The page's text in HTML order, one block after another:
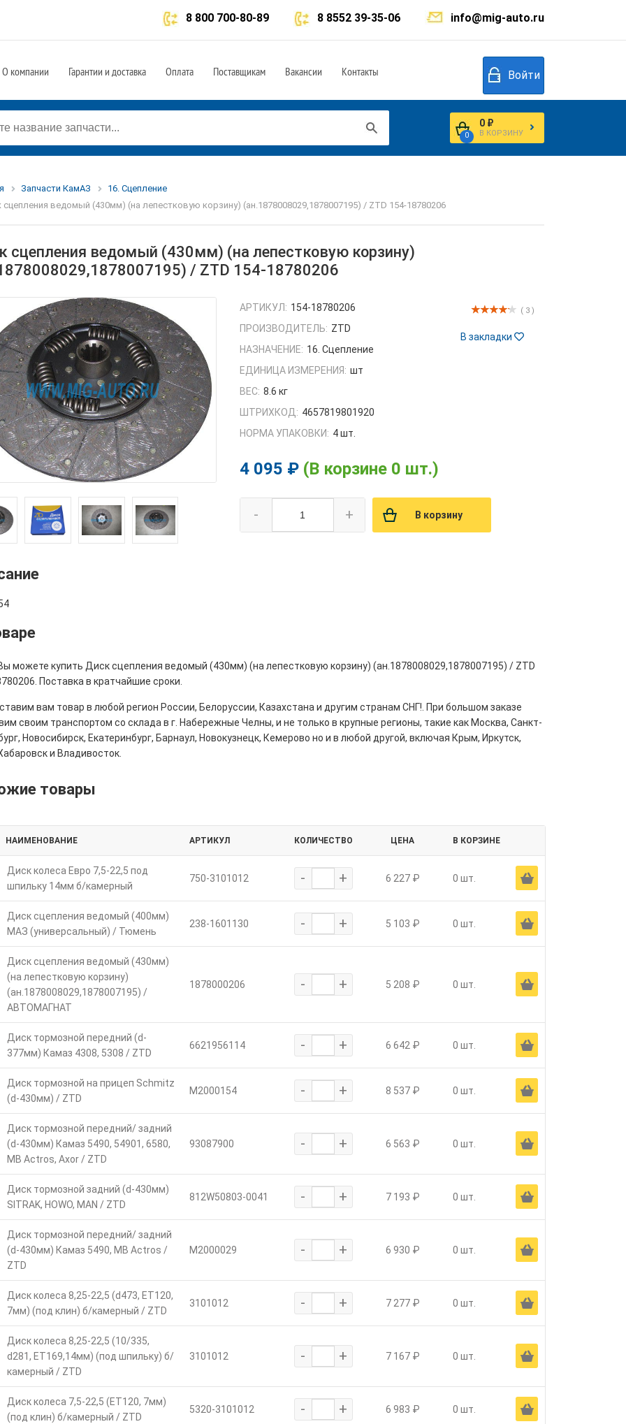
info@mig-auto.ru
8 8552 39-35-06
8 800 700-80-89
О компании Гарантии и доставка Оплата Поставщикам Вакансии Контакты Войти
0
0 ₽
В КОРЗИНУ
Запчасти КамАЗ
16. Сцепление
сцепления ведомый (430мм) (на лепестковую корзину) (ан.1878008029,1878007195) / ZTD 154-18780206
сцепления ведомый (430мм) (на лепестковую корзину)
/ ZTD 154-18780206
( 3 )
В закладки
АРТИКУЛ: 154-18780206
ПРОИЗВОДИТЕЛЬ: ZTD
НАЗНАЧЕНИЕ: 16. Сцепление
ЕДИНИЦА ИЗМЕРЕНИЯ: шт
ВЕС: 8.6 кг
ШТРИХКОД: 4657819801920
НОРМА УПАКОВКИ: 4 шт.
4 095 ₽ (В корзине 0 шт.)
- + В корзину
можете купить Диск сцепления ведомый (430мм) (на лепестковую корзину) (ан.1878008029,1878007195) / ZTD
Поставка в кратчайшие сроки.
вам товар в любой регион России, Белоруссии, Казахстана и другим странам СНГ!. При большом заказе
своим транспортом со склада в г. Набережные Челны, и не только в крупные регионы, такие как Москва, Санкт-
Новосибирск, Екатеринбург, Барнаул, Новокузнецк, Кемерово но и в любой другой, включая Крым, Иркутск,
и Владивосток.
товары
НАИМЕНОВАНИЕ АРТИКУЛ КОЛИЧЕСТВО ЦЕНА В КОРЗИНЕ
Диск колеса Евро 7,5-22,5 под
шпильку 14мм б/камерный
750-3101012 - + 6 227 ₽ 0 шт. Ä
Диск сцепления ведомый (400мм)
МАЗ (универсальный) / Тюмень
238-1601130 - + 5 103 ₽ 0 шт. Ä
Диск сцепления ведомый (430мм)
(на лепестковую корзину)
(ан.1878008029,1878007195) /
АВТОМАГНАТ
1878000206 - + 5 208 ₽ 0 шт. Ä
Диск тормозной передний (d-
377мм) Камаз 4308, 5308 / ZTD
6621956114 - + 6 642 ₽ 0 шт. Ä
Диск тормозной на прицеп Schmitz
(d-430мм) / ZTD
M2000154 - + 8 537 ₽ 0 шт. Ä
Диск тормозной передний/ задний
(d-430мм) Камаз 5490, 54901, 6580,
MB Actros, Axor / ZTD
93087900 - + 6 563 ₽ 0 шт. Ä
Диск тормозной задний (d-430мм)
SITRAK, HOWO, MAN / ZTD
812W50803-0041 - + 7 193 ₽ 0 шт. Ä
Диск тормозной передний/ задний
(d-430мм) Камаз 5490, MB Actros /
ZTD
M2000029 - + 6 930 ₽ 0 шт. Ä
Диск колеса 8,25-22,5 (d473, ЕТ120,
7мм) (под клин) б/камерный / ZTD
3101012 - + 7 277 ₽ 0 шт. Ä
Диск колеса 8,25-22,5 (10/335,
d281, ЕТ169,14мм) (под шпильку) б/
камерный / ZTD
3101012 - + 7 167 ₽ 0 шт. Ä
Диск колеса 7,5-22,5 (ЕТ120, 7мм)
(под клин) б/камерный / ZTD
5320-3101012 - + 6 983 ₽ 0 шт. Ä